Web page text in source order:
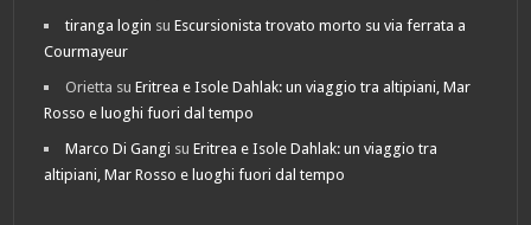
tiranga login suEscursionista trovato morto su via ferrata a
Courmayeur
Orietta suEritrea e Isole Dahlak: un viaggio tra altipiani, Mar
Rosso e luoghi fuori dal tempo
Marco Di Gangi suEritrea e Isole Dahlak: un viaggio tra
altipiani, Mar Rosso e luoghi fuori dal tempo